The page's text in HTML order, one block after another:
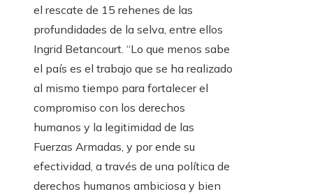
el rescate de 15 rehenes de las
profundidades de la selva, entre ellos
Ingrid Betancourt. “Lo que menos sabe
el país es el trabajo que se ha realizado
al mismo tiempo para fortalecer el
compromiso con los derechos
humanos y la legitimidad de las
Fuerzas Armadas, y por ende su
efectividad, a través de una política de
derechos humanos ambiciosa y bien